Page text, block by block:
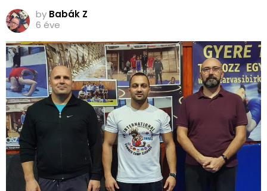
by Babák Z
6 éve